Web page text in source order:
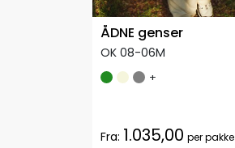
ÅDNE genser
OK 08-06M
+
Fra: 1.035,00 per pakke